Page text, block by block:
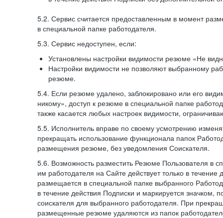
5.2. Сервис считается предоставленным в момент
в специальной папке работодателя.
5.3. Сервис недоступен, если:
Установлены настройки видимости резюме «Не
Настройки видимости не позволяют выбранному
резюме.
5.4. Если резюме удалено, заблокировано или его
никому», доступ к резюме в специальной папке
также касается любых настроек видимости,
5.5. Исполнитель вправе по своему усмотрению
прекращать использование функционала папок
размещения резюме, без уведомления Соискателя.
5.6. Возможность разместить Резюме Пользователя в
им работодателя на Сайте действует только в
размещается в специальной папке выбранного
в течение действия Подписки и маркируется
соискателя для выбранного работодателя. При
размещенные резюме удаляются из папок